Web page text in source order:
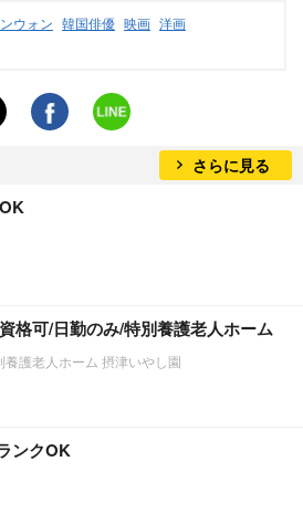
ウォン 韓国俳優 映画 洋画
さらに見る
格可/日勤のみ/特別養護老人ホーム
護老人ホーム 摂津いやし園
ンクOK